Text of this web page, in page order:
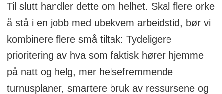
Til slutt handler dette om helhet. Skal flere orke
å stå i en jobb med ubekvem arbeidstid, bør vi
kombinere flere små tiltak: Tydeligere
prioritering av hva som faktisk hører hjemme
på natt og helg, mer helsefremmende
turnusplaner, smartere bruk av ressursene og